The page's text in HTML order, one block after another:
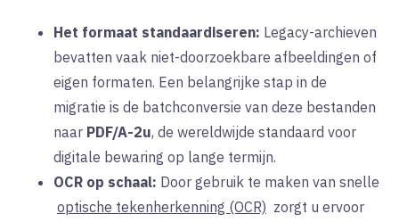
Het formaat standaardiseren: Legacy-archieven
bevatten vaak niet-doorzoekbare afbeeldingen of
eigen formaten. Een belangrijke stap in de
migratie is de batchconversie van deze bestanden
naar PDF/A-2u, de wereldwijde standaard voor
digitale bewaring op lange termijn.
OCR op schaal: Door gebruik te maken van snelle
optische tekenherkenning (OCR) zorgt u ervoor